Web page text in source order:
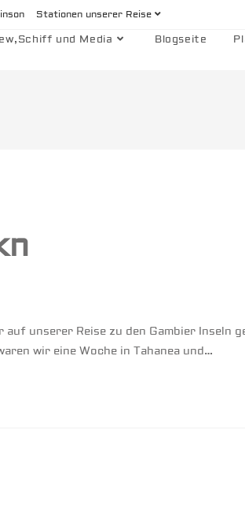
Stationen unserer Reise
und Media Blogseite
unserer Reise zu den Gambier Inseln
wir eine Woche in Tahanea und…